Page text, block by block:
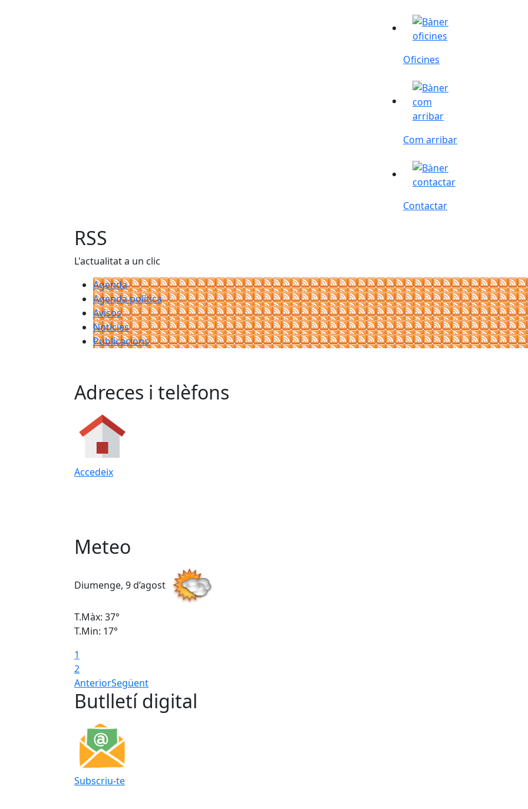
Oficines
Oficines
Com arribar
Com arribar
Contactar
Contactar
RSS
L'actualitat a un clic
Agenda
Agenda política
Avisos
Notícies
Publicacions
Adreces i telèfons
Accedeix
Meteo
Diumenge, 9 d’agost
T.Màx: 37°
T.Min: 17°
1
2
AnteriorSegüent
Butlletí digital
Subscriu-te